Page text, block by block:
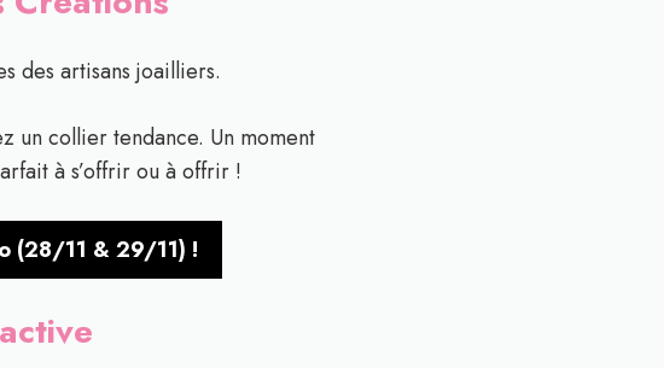
des artisans joailliers.
un collier tendance. Un moment
à s’offrir ou à offrir !
(28/11 & 29/11) !